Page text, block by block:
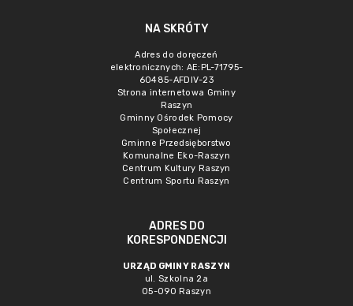
NA SKRÓTY
Adres do doręczeń
elektronicznych: AE:PL-71795-
60485-AFDIV-23
Strona internetowa Gminy
Raszyn
Gminny Ośrodek Pomocy
Społecznej
Gminne Przedsięborstwo
Komunalne Eko-Raszyn
Centrum Kultury Raszyn
Centrum Sportu Raszyn
ADRES DO
KORESPONDENCJI
URZĄD GMINY RASZYN
ul. Szkolna 2a
05-090 Raszyn